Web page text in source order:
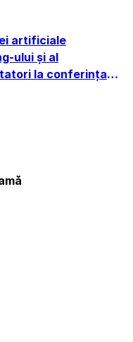
artificiale
ului și al
la conferința